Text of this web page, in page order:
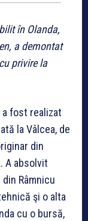
în Olanda,
a demontat
privire la
fost realizat
la Vâlcea, de
din
A absolvit
Râmnicu
şi o alta
cu o bursă,